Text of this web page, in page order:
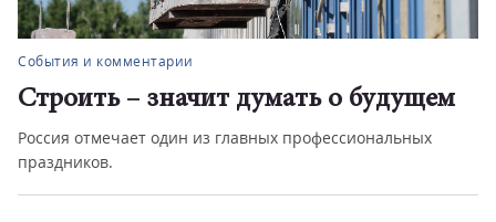
События и комментарии
Строить – значит думать о будущем
Россия отмечает один из главных профессиональных
праздников.